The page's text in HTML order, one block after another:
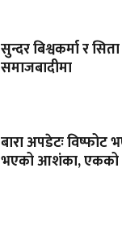
सुन्दर बिश्वकर्मा र
समाजबादीमा
बारा अपडेटः विष्फोट
भएको आशंका, एकको